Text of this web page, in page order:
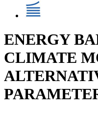
ENERGY
CLIMATE